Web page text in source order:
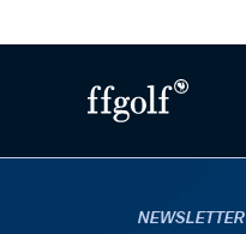
NEWSLETTER